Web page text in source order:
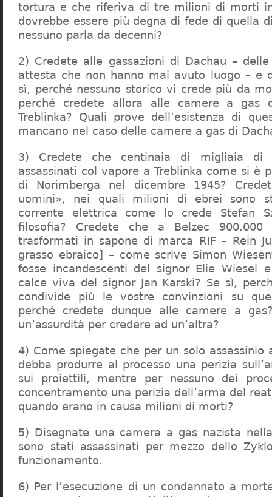
tortura e che riferiva di tre milioni di morti
dovrebbe essere più degna di fede di quella
nessuno parla da decenni?
2) Credete alle gassazioni di Dachau –
attesta che non hanno mai avuto luogo – e
sì, perché nessuno storico vi crede più da
perché credete allora alle camere a gas
Treblinka? Quali prove dell’esistenza di
mancano nel caso delle camere a gas di
3) Credete che centinaia di migliaia di
assassinati col vapore a Treblinka come si è
di Norimberga nel dicembre 1945?
uomini», nei quali milioni di ebrei sono
corrente elettrica come lo crede Stefan
filosofia? Credete che a Belzec
trasformati in sapone di marca RIF – Rein
grasso ebraico] – come scrive Simon
fosse incandescenti del signor Elie Wiesel
calce viva del signor Jan Karski? Se sì,
condivide più le vostre convinzioni su
perché credete dunque alle camere a
un’assurdità per credere ad un’altra?
4) Come spiegate che per un solo assassinio
debba produrre al processo una perizia
sui proiettili, mentre per nessuno dei
concentramento una perizia dell’arma del
quando erano in causa milioni di morti?
5) Disegnate una camera a gas nazista
sono stati assassinati per mezzo dello
funzionamento.
6) Per l’esecuzione di un condannato a